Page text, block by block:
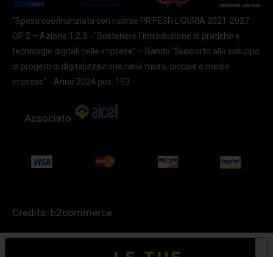
“Spesa coofinanziata con risorse PR FESR LIGURIA 2021-2027
OP 2 – Azione 1.2.3 - "Sostenere l'introduzione di pratiche e
tecnologie digitali nelle imprese” – Bando “Supporto allo sviluppo
di progetti di digitalizzazione nelle micro, piccole e medie
imprese” - Anno 2024 pos. 193
Associato
Credits: b2commerce